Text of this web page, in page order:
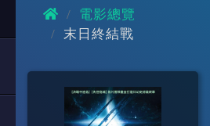
電影總覽
末日終結戰